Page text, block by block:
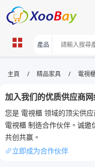
電視櫃 |
Marketplace
電視櫃,家居裝修,購買
XOOBAY
香港用家電視櫃選購指南與
主頁 / 精品家具 / 電視
加入我们的优质供应商
您是 電視櫃 领域的顶尖供
電視櫃 制造合作伙伴。诚邀
共创共赢。
立即成为合作伙伴